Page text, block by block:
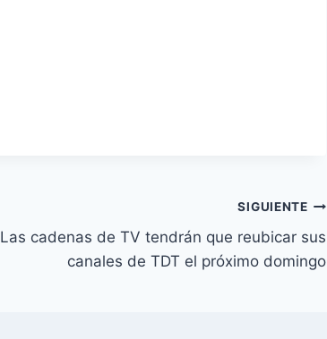
SIGUIENTE
Las cadenas de TV tendrán que reubicar sus
canales de TDT el próximo domingo